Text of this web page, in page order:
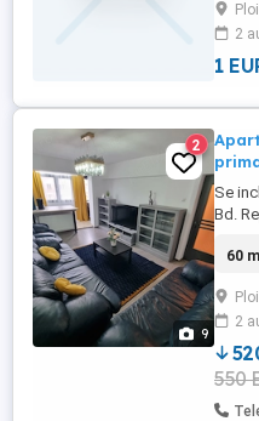
bai: 2,
1987
2
1
9
2
Se
Bd.
60 m
2
550